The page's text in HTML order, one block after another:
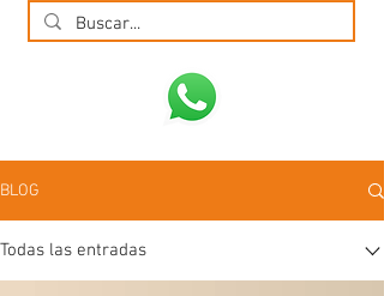
BLOG
Todas las entradas